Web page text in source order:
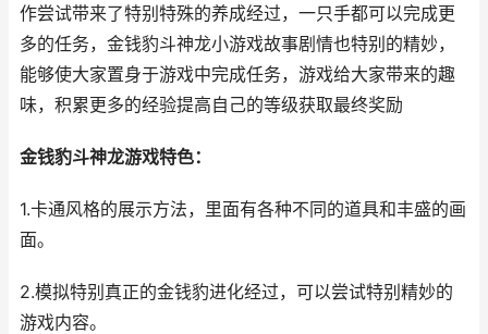
作尝试带来了特别特殊的养成经过，一只手都可以完成更
多的任务，金钱豹斗神龙小游戏故事剧情也特别的精妙，
能够使大家置身于游戏中完成任务，游戏给大家带来的趣
味，积累更多的经验提高自己的等级获取最终奖励
金钱豹斗神龙游戏特色：
1.卡通风格的展示方法，里面有各种不同的道具和丰盛的画
面。
2.模拟特别真正的金钱豹进化经过，可以尝试特别精妙的
游戏内容。